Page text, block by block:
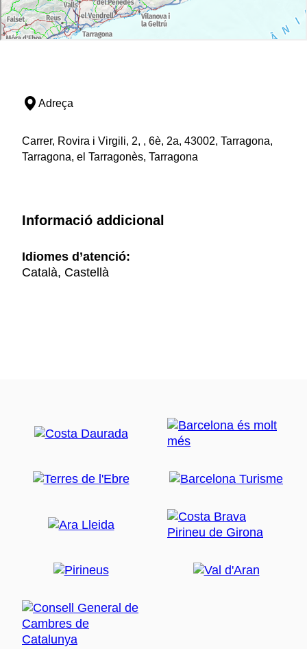
Adreça
Carrer, Rovira i Virgili, 2, , 6è, 2a, 43002, Tarragona,
Tarragona, el Tarragonès, Tarragona
Informació addicional
Idiomes d’atenció:
Català, Castellà